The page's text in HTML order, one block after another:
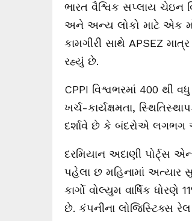
ભારત વૈશ્વિક સપ્લાય
અને અન્ય લોકો માટે એક
કામગીરી સાથે APSEZ
રહ્યું છે.
CPPI વિશ્વભરમાં 400 થી
ખર્ચ-કાર્યક્ષમતા,
દર્શાવે છે કે બંદરોએ લગભગ
દરમિયાન અદાણી પોર્ટ્સ
પહેલા છ મહિનામાં અત્યાર
કાર્ગો વોલ્યુમ વાર્ષિક
છે. કંપનીના લોજિસ્ટિક્સ